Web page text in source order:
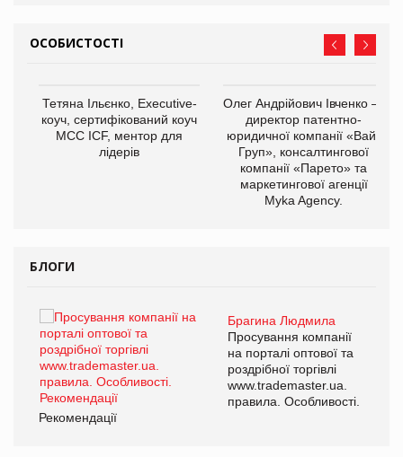
ОСОБИСТОСТІ
Тетяна Ільєнко, Executive-
коуч, сертифікований коуч
МСС ICF, ментор для
лідерів
Олег Андрійович Івченко —
директор патентно-
юридичної компанії «Вайз
Груп», консалтингової
компанії «Парето» та
маркетингової агенції
Myka Agency.
БЛОГИ
Брагина Людмила
Просування компанії
на порталі оптової та
роздрібної торгівлі
www.trademaster.ua.
правила. Особливості.
Рекомендації